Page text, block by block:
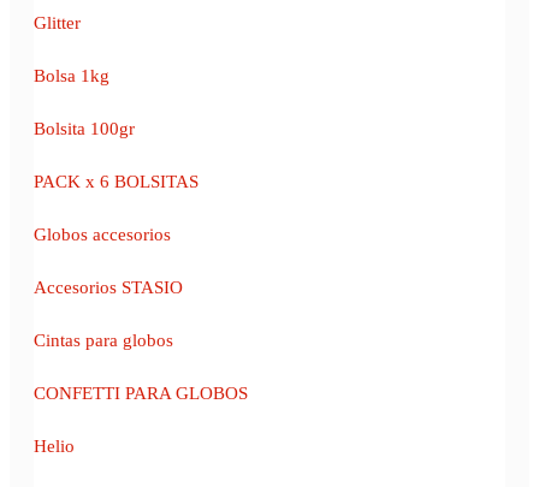
Glitter
Bolsa 1kg
Bolsita 100gr
PACK x 6 BOLSITAS
Globos accesorios
Accesorios STASIO
Cintas para globos
CONFETTI PARA GLOBOS
Helio